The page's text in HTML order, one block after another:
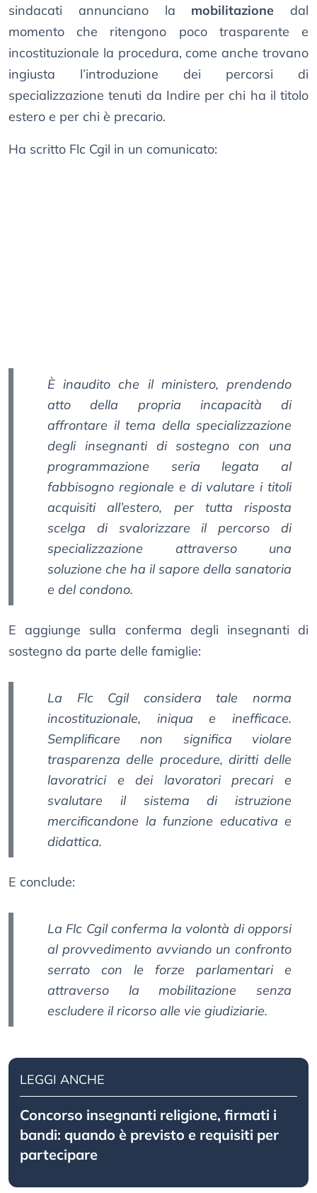
sindacati annunciano la mobilitazione dal
momento che ritengono poco trasparente e
incostituzionale la procedura, come anche trovano
ingiusta l’introduzione dei percorsi di
specializzazione tenuti da Indire per chi ha il titolo
estero e per chi è precario.
Ha scritto Flc Cgil in un comunicato:
È inaudito che il ministero, prendendo
atto della propria incapacità di
affrontare il tema della specializzazione
degli insegnanti di sostegno con una
programmazione seria legata al
fabbisogno regionale e di valutare i titoli
acquisiti all’estero, per tutta risposta
scelga di svalorizzare il percorso di
specializzazione attraverso una
soluzione che ha il sapore della sanatoria
e del condono.
E aggiunge sulla conferma degli insegnanti di
sostegno da parte delle famiglie:
La Flc Cgil considera tale norma
incostituzionale, iniqua e inefficace.
Semplificare non significa violare
trasparenza delle procedure, diritti delle
lavoratrici e dei lavoratori precari e
svalutare il sistema di istruzione
mercificandone la funzione educativa e
didattica.
E conclude:
La Flc Cgil conferma la volontà di opporsi
al provvedimento avviando un confronto
serrato con le forze parlamentari e
attraverso la mobilitazione senza
escludere il ricorso alle vie giudiziarie.
LEGGI ANCHE
Concorso insegnanti religione, firmati i
bandi: quando è previsto e requisiti per
partecipare